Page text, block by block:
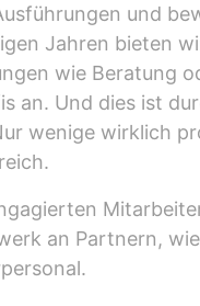
und
Jahren bieten
wie Beratung
an. Und dies ist
wenige wirklich
an Partnern,